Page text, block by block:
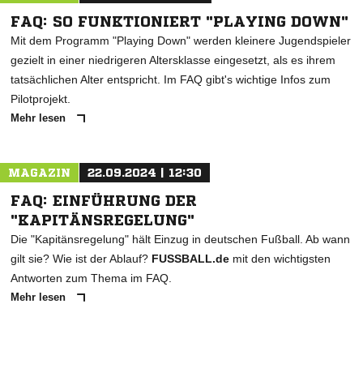
FAQ: SO FUNKTIONIERT "PLAYING DOWN"
Mit dem Programm "Playing Down" werden kleinere Jugendspieler
gezielt in einer niedrigeren Altersklasse eingesetzt, als es ihrem
tatsächlichen Alter entspricht. Im FAQ gibt's wichtige Infos zum
Pilotprojekt.
Mehr lesen
MAGAZIN 22.09.2024 | 12:30
FAQ: EINFÜHRUNG DER
"KAPITÄNSREGELUNG"
Die "Kapitänsregelung" hält Einzug in deutschen Fußball. Ab wann
gilt sie? Wie ist der Ablauf? FUSSBALL.de mit den wichtigsten
Antworten zum Thema im FAQ.
Mehr lesen